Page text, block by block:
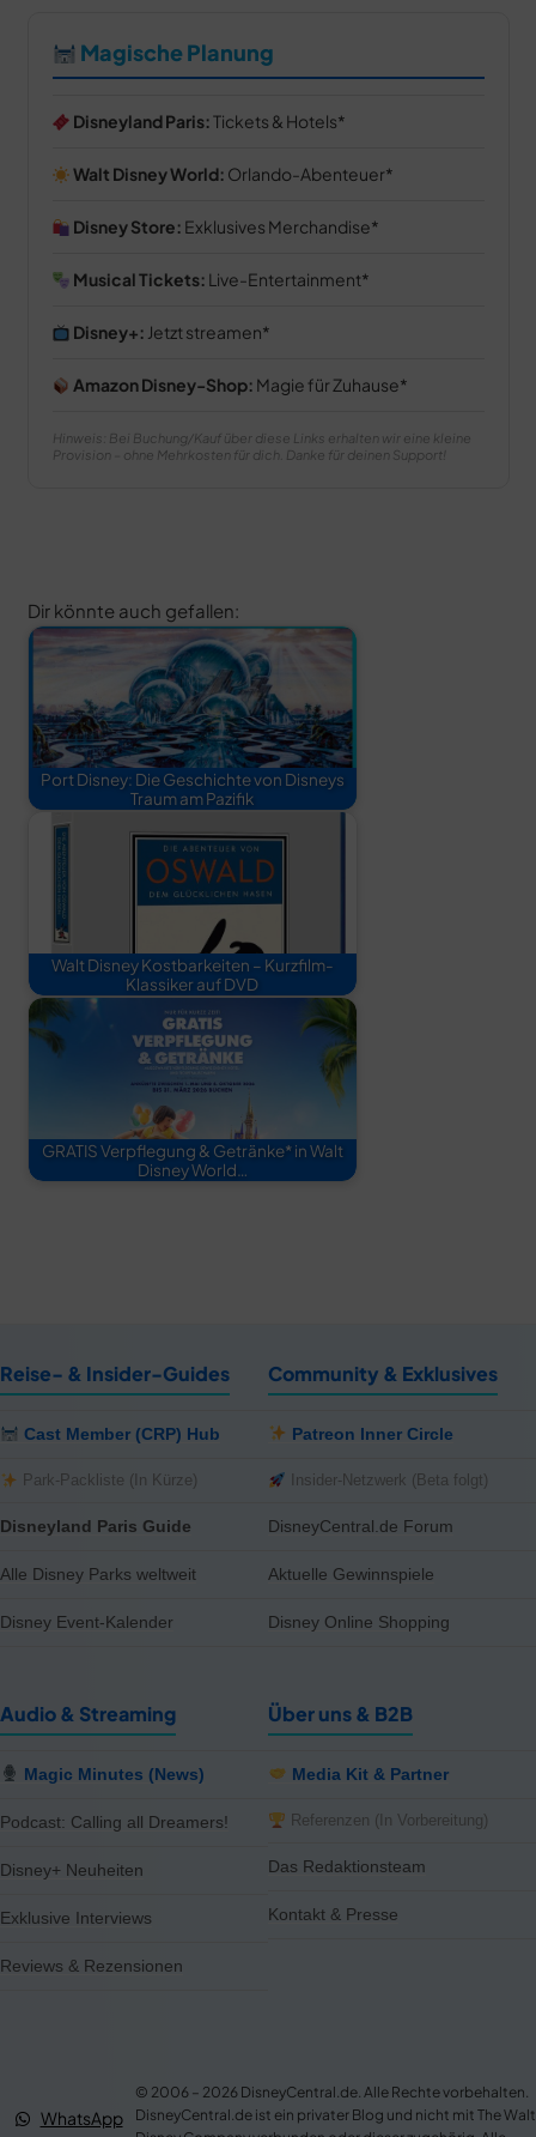
Magische Planung
Disneyland Paris:Tickets & Hotels
Walt Disney World: Orlando-Abenteuer
Disney Store: Exklusives Merchandise
Musical Tickets: Live-Entertainment
Disney+: Jetzt streamen
Amazon Disney-Shop: Magie für Zuhause
Hinweis: Bei Buchung/Kauf über diese Links erhalten wir eine kleine
Provision – ohne Mehrkosten für dich. Danke für deinen Support!
Dir könnte auch gefallen:
Port Disney: Die Geschichte von Disneys
Traum am Pazifik
Walt Disney Kostbarkeiten – Kurzfilm-
Klassiker auf DVD
GRATIS Verpflegung & Getränke* in Walt
Disney World…
Reise- & Insider-Guides
Cast Member (CRP) Hub
Park-Packliste (In Kürze)
Disneyland Paris Guide
Alle Disney Parks weltweit
Disney Event-Kalender
Community & Exklusives
Patreon Inner Circle
Insider-Netzwerk (Beta folgt)
DisneyCentral.de Forum
Aktuelle Gewinnspiele
Disney Online Shopping
Audio & Streaming
Magic Minutes (News)
Podcast: Calling all Dreamers!
Disney+ Neuheiten
Exklusive Interviews
Reviews & Rezensionen
Über uns & B2B
Media Kit & Partner
Referenzen (In Vorbereitung)
Das Redaktionsteam
Kontakt & Presse
WhatsApp
© 2006 – 2026 DisneyCentral.de. Alle Rechte vorbehalten.
DisneyCentral.de ist ein privater Blog und nicht mit The Walt
NEWS Vor 6 Std.